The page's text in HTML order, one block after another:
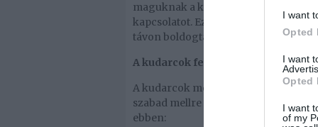
I want
Opted
I want
Opted
I want
of my
maguknak a kudarcot. Ideálokat
kapcsolatot. Ez a viselkedés gyakran
távon boldogtalanságot eredményez.
A kudarcok felhasználása
A kudarcok megfelelő kezelése
szabad mellre szívni, hanem inkább
ebben: